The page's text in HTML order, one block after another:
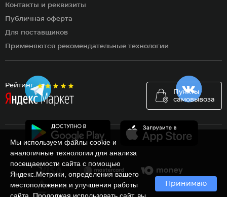
Рейтинг
Пункты
самовывоза
Контакты и реквизиты
Публичная оферта
Для поставщиков
Применяются рекомендательные технологии
Мы используем файлы cookie и
аналогичные технологии для анализа
посещаемости сайта с помощью
Яндекс.Метрики, определения вашего
местоположения и улучшения работы
Принимаю